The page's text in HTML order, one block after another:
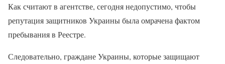
Как считают в агентстве, сегодня недопустимо, чтобы
репутация защитников Украины была омрачена фактом
пребывания в Реестре.
Следовательно, граждане Украины, которые защищают